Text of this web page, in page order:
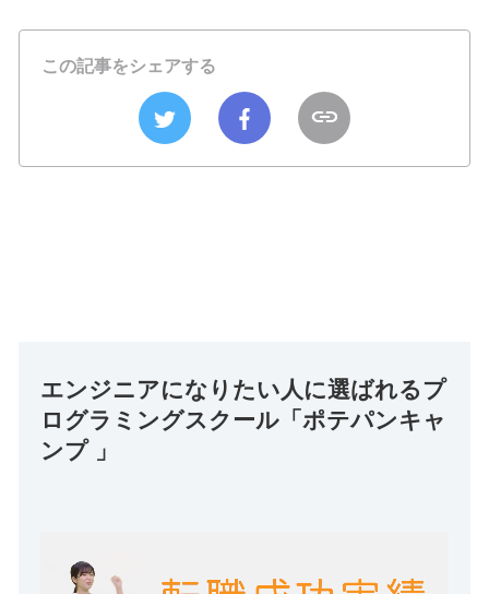
この記事をシェアする
エンジニアになりたい人に選ばれるプ
ログラミングスクール「ポテパンキャ
ンプ 」